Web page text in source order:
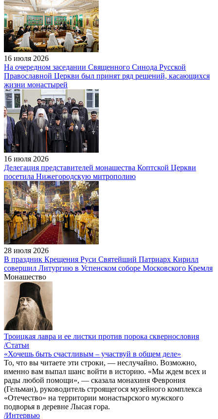
16 июля 2026
На очередном заседании Священного Синода Русской
Православной Церкви был принят ряд решений, касающихся
жизни монастырей
16 июля 2026
Делегация представителей монашества Коптской Церкви
посетила Нижегородскую митрополию
28 июля 2026
В праздник Крещения Руси Святейший Патриарх Кирилл
совершил Литургию в Успенском соборе Московского Кремля
Монашество
Троицкая лавра и ее листки против порока сквернословия
/Статьи
«Хочешь быть счастливым – участвуй в общем деле»
То, что вы читаете эти строки, — неслучайно. Возможно,
именно вам выпал шанс войти в историю. «Мы ждем всех и
рады любой помощи», — сказала монахиня Феврония
(Гельман), руководитель строящегося музейного комплекса
«Отечество» на территории монастырского мужского
подворья в деревне Лысая гора.
/Интервью